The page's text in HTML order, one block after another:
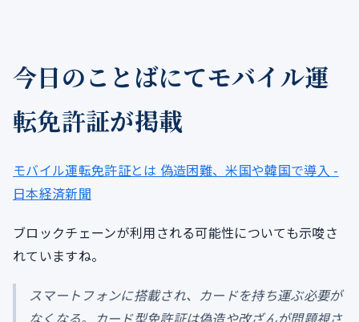
今日のことばにてモバイル運
転免許証が掲載
モバイル運転免許証とは 偽造困難、米国や韓国で導入 -
日本経済新聞
ブロックチェーンが利用される可能性についても示唆さ
れていますね。
スマートフォンに搭載され、カードを持ち運ぶ必要が
なくなる。カード型免許証は偽造や改ざんが問題視さ